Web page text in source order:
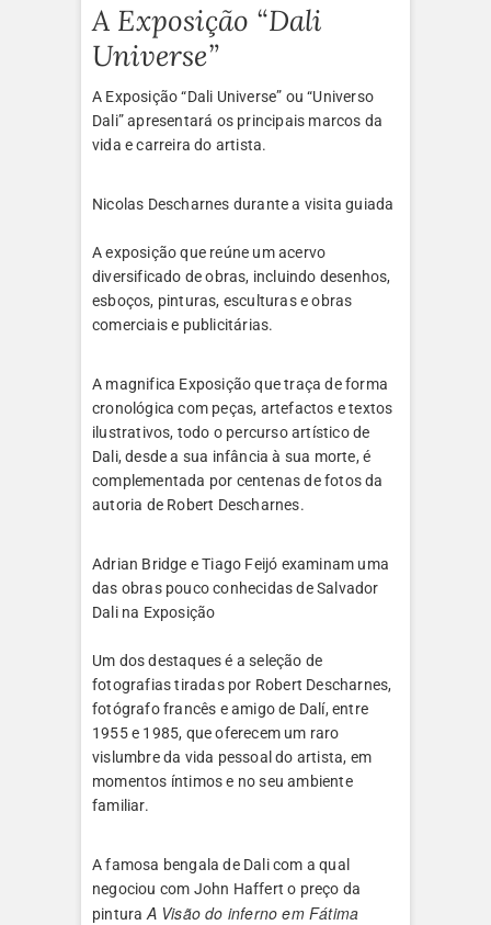
A Exposição “Dali
Universe”
A Exposição “Dali Universe” ou “Universo
Dali” apresentará os principais marcos da
vida e carreira do artista.
Nicolas Descharnes durante a visita guiada
A exposição que reúne um acervo
diversificado de obras, incluindo desenhos,
esboços, pinturas, esculturas e obras
comerciais e publicitárias.
A magnifica Exposição que traça de forma
cronológica com peças, artefactos e textos
ilustrativos, todo o percurso artístico de
Dali, desde a sua infância à sua morte, é
complementada por centenas de fotos da
autoria de Robert Descharnes.
Adrian Bridge e Tiago Feijó examinam uma
das obras pouco conhecidas de Salvador
Dali na Exposição
Um dos destaques é a seleção de
fotografias tiradas por Robert Descharnes,
fotógrafo francês e amigo de Dalí, entre
1955 e 1985, que oferecem um raro
vislumbre da vida pessoal do artista, em
momentos íntimos e no seu ambiente
familiar.
A famosa bengala de Dali com a qual
negociou com John Haffert o preço da
pintura A Visão do inferno em Fátima